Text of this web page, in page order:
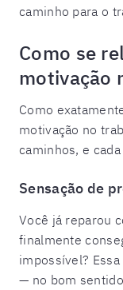
caminho para o
Como se
motivação
Como
motivação no
caminhos, e
Sensação de
Você já reparou
finalmente
impossível?
— no bom